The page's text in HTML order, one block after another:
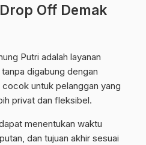
Off Demak
Putri adalah layanan
digabung dengan
untuk pelanggan yang
privat dan fleksibel.
menentukan waktu
dan tujuan akhir sesuai